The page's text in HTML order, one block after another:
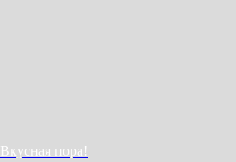
Вкусная пора!